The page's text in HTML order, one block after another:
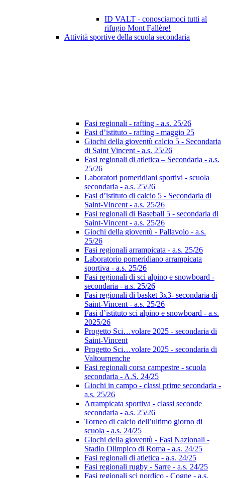
ID VALT - conosciamoci tutti al
rifugio Mont Fallère!
Attività sportive della scuola secondaria
Fasi regionali - rafting - a.s. 25/26
Fasi d’istituto - rafting - maggio 25
Giochi della gioventù calcio 5 - Secondaria
di Saint Vincent - a.s. 25/26
Fasi regionali di atletica – Secondaria - a.s.
25/26
Laboratori pomeridiani sportivi - scuola
secondaria - a.s. 25/26
Fasi d’istituto di calcio 5 - Secondaria di
Saint-Vincent - a.s. 25/26
Fasi regionali di Baseball 5 - secondaria di
Saint-Vincent - a.s. 25/26
Giochi della gioventù - Pallavolo - a.s.
25/26
Fasi regionali arrampicata - a.s. 25/26
Laboratorio pomeridiano arrampicata
sportiva - a.s. 25/26
Fasi regionali di sci alpino e snowboard -
secondaria - a.s. 25/26
Fasi regionali di basket 3x3- secondaria di
Saint-Vincent - a.s. 25/26
Fasi d’istituto sci alpino e snowboard - a.s.
2025/26
Progetto Sci…volare 2025 - secondaria di
Saint-Vincent
Progetto Sci…volare 2025 - secondaria di
Valtournenche
Fasi regionali corsa campestre - scuola
secondaria - A.S. 24/25
Giochi in campo - classi prime secondaria -
a.s. 25/26
Arrampicata sportiva - classi seconde
secondaria - a.s. 25/26
Torneo di calcio dell’ultimo giorno di
scuola - a.s. 24/25
Giochi della gioventù - Fasi Nazionali -
Stadio Olimpico di Roma - a.s. 24/25
Fasi regionali di atletica - a.s. 24/25
Fasi regionali rugby - Sarre - a.s. 24/25
Fasi regionali sci nordico - Cogne - a.s.